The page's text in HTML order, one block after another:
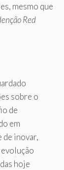
mesmo que
Red
sobre o
de
em
de inovar,
hoje